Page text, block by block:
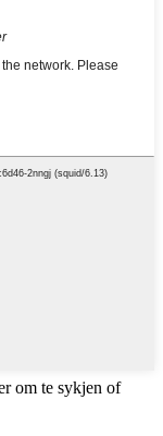
om te sykjen of